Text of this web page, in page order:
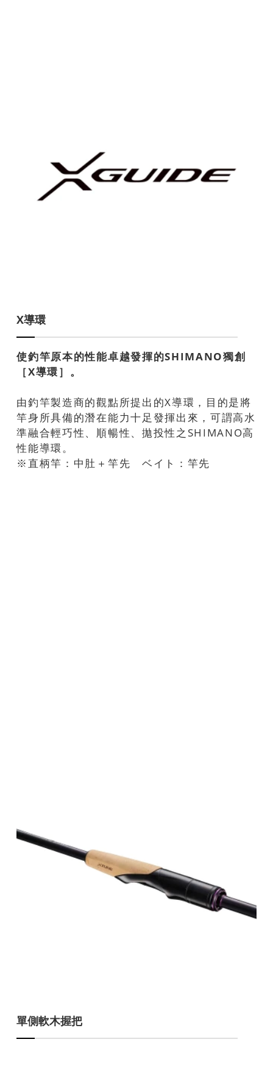
X導環
使釣竿原本的性能卓越發揮的SHIMANO獨創
［X導環］。
由釣竿製造商的觀點所提出的X導環，目的是將
竿身所具備的潛在能力十足發揮出來，可謂高水
準融合輕巧性、順暢性、拋投性之SHIMANO高
性能導環。
※直柄竿：中肚＋竿先 ベイト：竿先
單側軟木握把